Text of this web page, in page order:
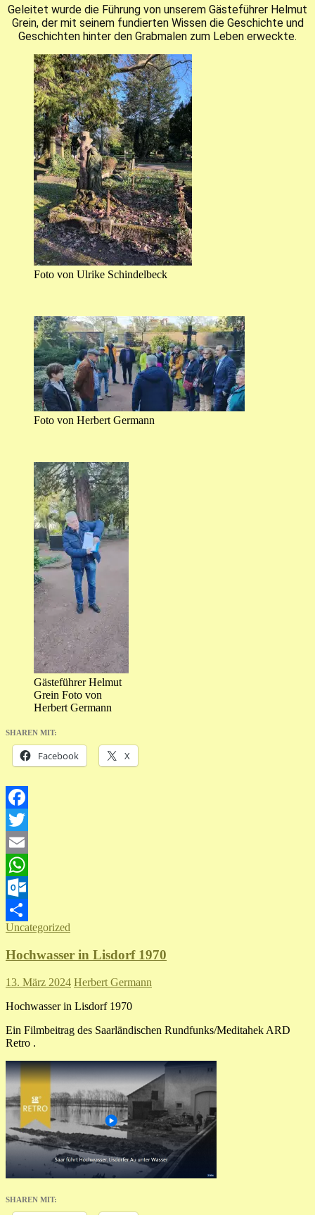
Geleitet wurde die Führung von unserem Gästeführer Helmut
Grein, der mit seinem fundierten Wissen die Geschichte und
Geschichten hinter den Grabmalen zum Leben erweckte.
Foto von Ulrike Schindelbeck
Foto von Herbert Germann
Gästeführer Helmut
Grein Foto von
Herbert Germann
SHAREN MIT:
Facebook X
Facebook
Twitter
Email
WhatsApp
Outlook.com
Teilen
Uncategorized
Hochwasser in Lisdorf 1970
13. März 2024 Herbert Germann
Hochwasser in Lisdorf 1970
Ein Filmbeitrag des Saarländischen Rundfunks/Meditahek ARD
Retro .
SHAREN MIT: